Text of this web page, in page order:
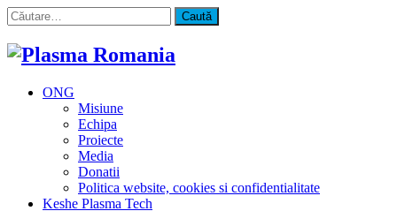
Caută
după:
ONG
Misiune
Echipa
Proiecte
Media
Donatii
Politica website, cookies si confidentialitate
Keshe Plasma Tech